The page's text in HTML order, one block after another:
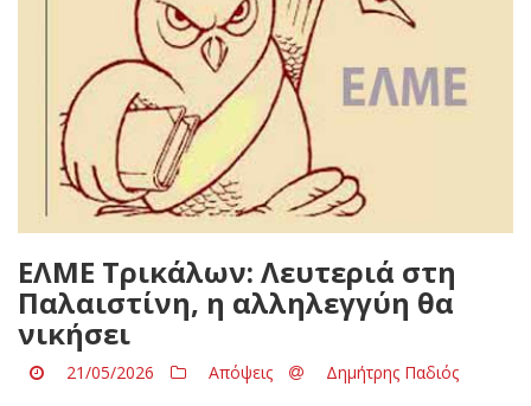
ΕΛΜΕ Τρικάλων: Λευτεριά στη
Παλαιστίνη, η αλληλεγγύη θα
νικήσει
21/05/2026 Απόψεις Δημήτρης Παδιός